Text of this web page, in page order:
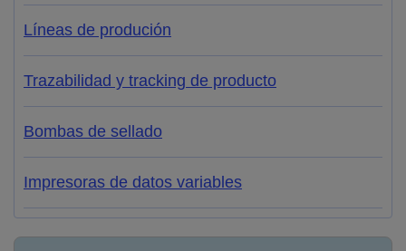
Líneas de produción
Trazabilidad y tracking de producto
Bombas de sellado
Impresoras de datos variables